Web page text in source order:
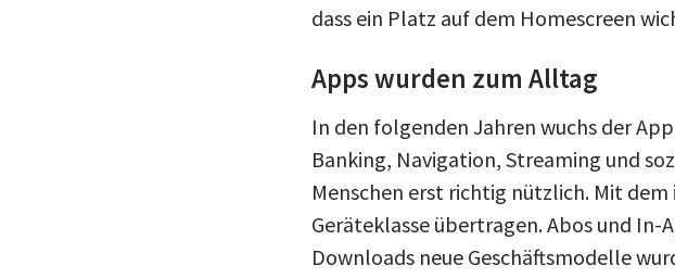
dass ein Platz auf dem Homescreen
Apps wurden zum Alltag
In den folgenden Jahren wuchs der
Banking, Navigation, Streaming und
Menschen erst richtig nützlich. Mit
Geräteklasse übertragen. Abos und
Downloads neue Geschäftsmodelle